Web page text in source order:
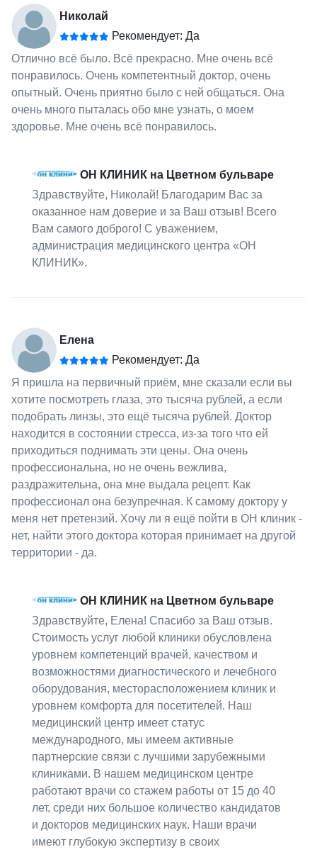
Николай
Рекомендует: Да
Отлично всё было. Всё прекрасно. Мне очень всё
понравилось. Очень компетентный доктор, очень
опытный. Очень приятно было с ней общаться. Она
очень много пыталась обо мне узнать, о моем
здоровье. Мне очень всё понравилось.
ОН КЛИНИК на Цветном бульваре
Здравствуйте, Николай! Благодарим Вас за
оказанное нам доверие и за Ваш отзыв! Всего
Вам самого доброго! С уважением,
администрация медицинского центра «ОН
КЛИНИК».
Елена
Рекомендует: Да
Я пришла на первичный приём, мне сказали если вы
хотите посмотреть глаза, это тысяча рублей, а если
подобрать линзы, это ещё тысяча рублей. Доктор
находится в состоянии стресса, из-за того что ей
приходиться поднимать эти цены. Она очень
профессиональна, но не очень вежлива,
раздражительна, она мне выдала рецепт. Как
профессионал она безупречная. К самому доктору у
меня нет претензий. Хочу ли я ещё пойти в ОН клиник -
нет, найти этого доктора которая принимает на другой
территории - да.
ОН КЛИНИК на Цветном бульваре
Здравствуйте, Елена! Спасибо за Ваш отзыв.
Стоимость услуг любой клиники обусловлена
уровнем компетенций врачей, качеством и
возможностями диагностического и лечебного
оборудования, месторасположением клиник и
уровнем комфорта для посетителей. Наш
медицинский центр имеет статус
международного, мы имеем активные
партнерские связи с лучшими зарубежными
клиниками. В нашем медицинском центре
работают врачи со стажем работы от 15 до 40
лет, среди них большое количество кандидатов
и докторов медицинских наук. Наши врачи
имеют глубокую экспертизу в своих